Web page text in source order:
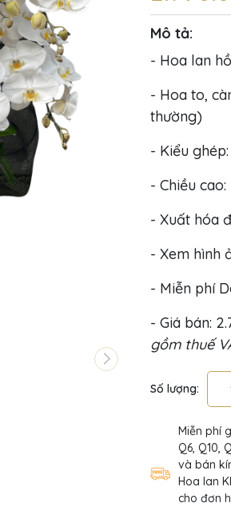
Mô tả:
- Hoa lan
- Hoa to,
thường)
- Kiểu
- Chiều cao:
- Xuất hóa
- Xem hình
- Miễn phí
- Giá bán:
gồm thuế
Số lượng:
Miễn phí
Q6, Q10,
và bán
Hoa lan
cho đơn